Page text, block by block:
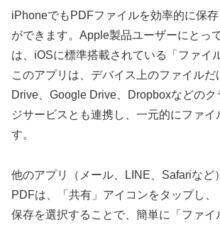
iPhoneでもPDFファイルを効率的に保
ができます。Apple製品ユーザーにとっ
は、iOSに標準搭載されている「ファイ
このアプリは、デバイス上のファイルだ
Drive、Google Drive、Dropboxなどのク
ジサービスとも連携し、一元的にファイ
す。
他のアプリ（メール、LINE、Safariなど
PDFは、「共有」アイコンをタップし、
保存を選択することで、簡単に「ファイ